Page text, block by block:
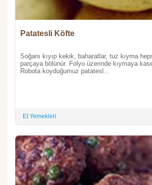
Patatesli Köfte
Soğanı kıyıp kekik, baharatlar, tuz kıyma
parçaya bölünür. Folyo üzerinde kıymaya
Robota koyduğumuz patatesl...
Et Yemekleri